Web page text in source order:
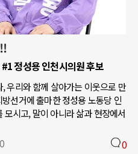
정성용 인천시의원 후보
, 우리와 함께 살아가는 이웃으로 만
선거에 출마한 정성용 노동당 인
시고, 말이 아니라 삶과 현장에서
0